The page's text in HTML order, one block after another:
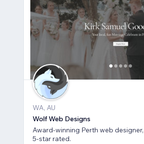
WA, AU
Wolf Web Designs
Award-winning Perth web
5-star rated.